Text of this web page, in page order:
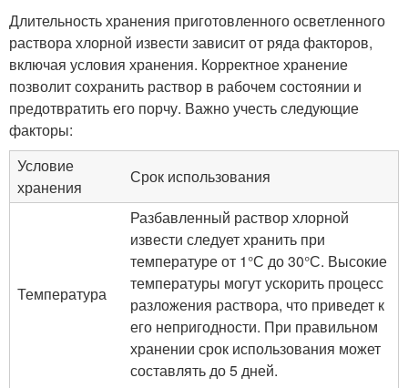
Длительность хранения приготовленного осветленного
раствора хлорной извести зависит от ряда факторов,
включая условия хранения. Корректное хранение
позволит сохранить раствор в рабочем состоянии и
предотвратить его порчу. Важно учесть следующие
факторы:
Условие
хранения
Срок использования
Температура
Разбавленный раствор хлорной
извести следует хранить при
температуре от 1°С до 30°С. Высокие
температуры могут ускорить процесс
разложения раствора, что приведет к
его непригодности. При правильном
хранении срок использования может
составлять до 5 дней.